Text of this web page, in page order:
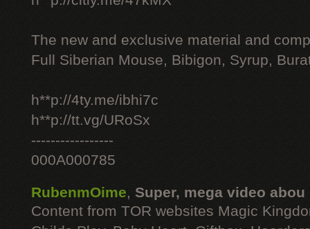
The new and exclusive material and
Full Siberian Mouse, Bibigon, Syrup,
h**p://4ty.me/ibhi7c
h**p://tt.vg/URoSx
-----------------
000A000785
RubenmOime, Super, mega video abou
Content from TOR websites Magic